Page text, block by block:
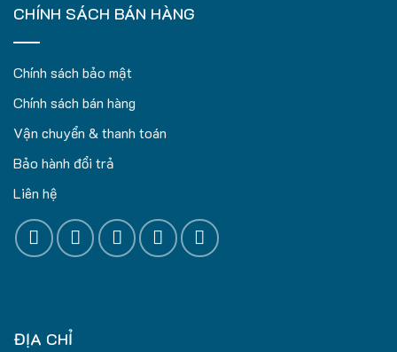
CHÍNH SÁCH BÁN HÀNG
Chính sách bảo mật
Chính sách bán hàng
Vận chuyển & thanh toán
Bảo hành đổi trả
Liên hệ
ĐỊA CHỈ